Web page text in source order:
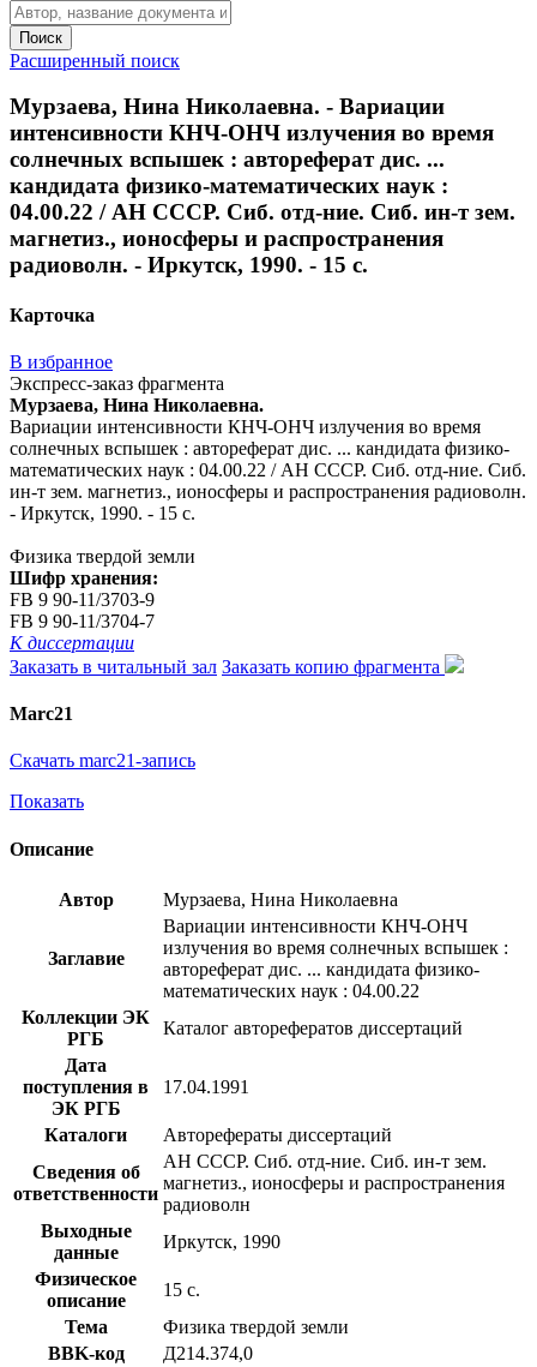
Поиск
Расширенный поиск
Мурзаева, Нина Николаевна. - Вариации
интенсивности КНЧ-ОНЧ излучения во время
солнечных вспышек : автореферат дис. ...
кандидата физико-математических наук :
04.00.22 / АН СССР. Сиб. отд-ние. Сиб. ин-т зем.
магнетиз., ионосферы и распространения
радиоволн. - Иркутск, 1990. - 15 с.
Карточка
В избранное
Экспресс-заказ фрагмента
Мурзаева, Нина Николаевна.
Вариации интенсивности КНЧ-ОНЧ излучения во время
солнечных вспышек : автореферат дис. ... кандидата физико-
математических наук : 04.00.22 / АН СССР. Сиб. отд-ние. Сиб.
ин-т зем. магнетиз., ионосферы и распространения радиоволн.
- Иркутск, 1990. - 15 с.
Физика твердой земли
Шифр хранения:
FB 9 90-11/3703-9
FB 9 90-11/3704-7
К диссертации
Заказать в читальный зал Заказать копию фрагмента
Marc21
Скачать marc21-запись
Показать
Описание
Автор Мурзаева, Нина Николаевна
Заглавие
Вариации интенсивности КНЧ-ОНЧ
излучения во время солнечных вспышек :
автореферат дис. ... кандидата физико-
математических наук : 04.00.22
Коллекции ЭК
РГБ
Каталог авторефератов диссертаций
Дата
поступления в
ЭК РГБ
17.04.1991
Каталоги
Авторефераты диссертаций
Сведения об
ответственности
АН СССР. Сиб. отд-ние. Сиб. ин-т зем.
магнетиз., ионосферы и распространения
радиоволн
Выходные
данные
Иркутск, 1990
Физическое
описание
15 с.
Тема
Физика твердой земли
BBK-код
Д214.374,0